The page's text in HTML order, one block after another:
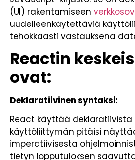
(UI) rakentamiseen
uudelleenkäytettäviä
tehokkaasti vastauksena
Reactin
ovat:
Deklaratiivinen syntaksi:
React käyttää
käyttöliittymän pitäisi
imperatiivisesta
tietyn lopputuloksen